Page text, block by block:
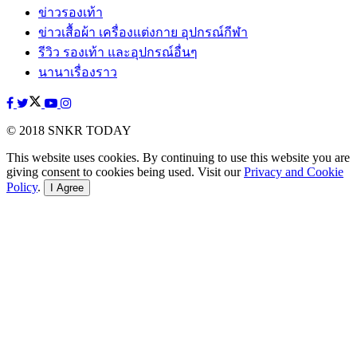
ข่าวรองเท้า
ข่าวเสื้อผ้า เครื่องแต่งกาย อุปกรณ์กีฬา
รีวิว รองเท้า และอุปกรณ์อื่นๆ
นานาเรื่องราว
© 2018 SNKR TODAY
This website uses cookies. By continuing to use this website you are
giving consent to cookies being used. Visit ourPrivacy and Cookie
Policy. I Agree